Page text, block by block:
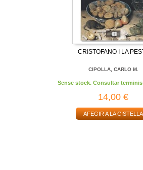
CRISTOFANO I LA
CIPOLLA, CARLO M.
Sense stock. Consultar
14,00 €
AFEGIR A LA CISTELLA